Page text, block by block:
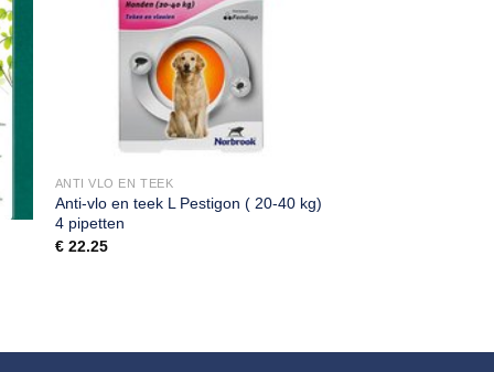
ANTI VLO EN TEEK
Anti-vlo en teek L Pestigon ( 20-40 kg)
4 pipetten
€22.25